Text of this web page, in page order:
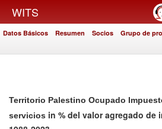
WITS
Datos Básicos Resumen Socios Grupo de
Territorio Palestino Ocupado
servicios in % del valor agregado de